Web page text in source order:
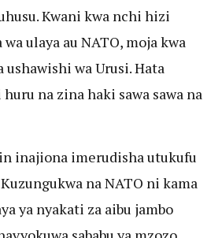
Kwani kwa nchi hizi
ulaya au NATO, moja kwa
wa Urusi. Hata
na zina haki sawa sawa na
inajiona imerudisha utukufu
na NATO ni kama
ya nyakati za aibu jambo